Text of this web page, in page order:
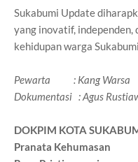
Sukabumi Update
yang inovatif, independen,
kehidupan warga
Pewarta : Kang Warsa
Dokumentasi : Agus
DOKPIM KOTA
Pranata Kehumasan